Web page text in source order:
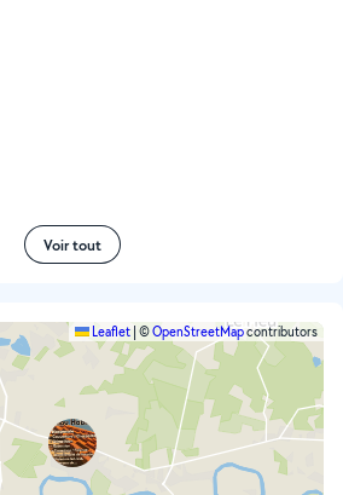
Voir tout
Leaflet ©OpenStreetMapcontributors